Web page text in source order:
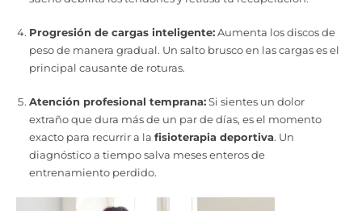
Progresión de cargas inteligente:Aumenta los discos de
peso de manera gradual. Un salto brusco en las cargas es el
principal causante de roturas.
Atención profesional temprana:Si sientes un dolor
extraño que dura más de un par de días, es el momento
exacto para recurrir a la fisioterapia deportiva. Un
diagnóstico a tiempo salva meses enteros de
entrenamiento perdido.